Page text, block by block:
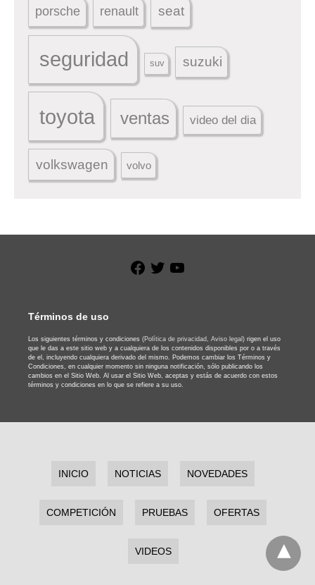
porsche renault seat
seguridad suv suzuki
toyota ventas video del dia
volkswagen volvo
Facebook
Twitter
Términos de uso
Los siguientes términos y condiciones (Política de privacidad, Aviso legal) rigen el uso
que le das a este sitio web y a cualquiera de los contenidos disponibles por o a través
de el, incluyendo cualquiera derivado del mismo. Podemos cambiar los Términos y
Condiciones, en cualquier momento sin ninguna notificación, sólo publicando los
cambios en el Sitio Web. Al usar el Sitio Web, aceptas y estás de acuerdo con estos
términos y condiciones en lo que se refiere a su uso.
INICIO NOTICIAS NOVEDADES
COMPETICIÓN PRUEBAS OFERTAS
VIDEOS